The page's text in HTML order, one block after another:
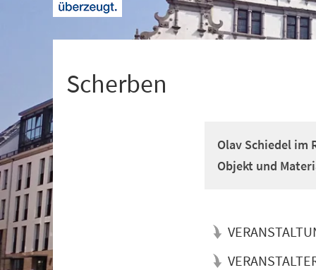
Scherben
Olav Schiedel im
Objekt und